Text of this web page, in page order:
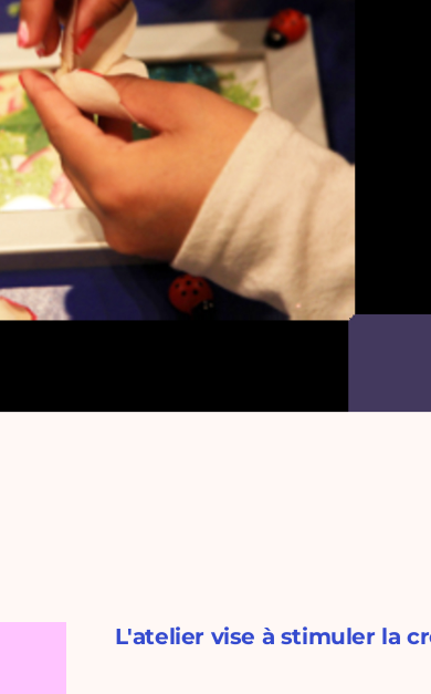
L'atelier vise à stimuler la